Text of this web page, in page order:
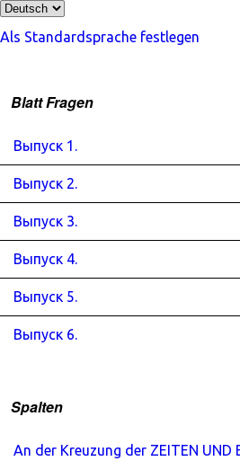
Als Standardsprache festlegen
Blatt Fragen
Выпуск 1.
Выпуск 2.
Выпуск 3.
Выпуск 4.
Выпуск 5.
Выпуск 6.
Spalten
An der Kreuzung der ZEITEN UND